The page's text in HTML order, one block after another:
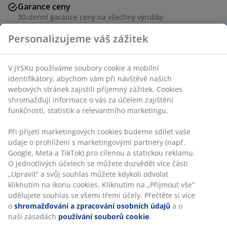
Garance ceny
30-denní garance ceny na všechny výrobky
Flexibilní možnosti doručení
Rychlá a snadná doprava podle vašich představ
10 ks/bal.
Skladová položka: 5226600
Specifikace
Hodnocení
(10)
Personalizujeme váš zážitek
V JYSKu používáme soubory cookie a mobilní
identifikátory, abychom vám při návštěvě našich
webových stránek zajistili příjemný zážitek. Cookies
shromažďují informace o vás za účelem zajištění
funkčnosti, statistik a relevantního marketingu.
Při přijetí marketingových cookies budeme sdílet vaše
údaje o prohlížení s marketingovými partnery (např.
Google, Meta a TikTok) pro cílenou a statickou reklamu.
O jednotlivých účelech se můžete dozvědět více části
„Upravit“ a svůj souhlas můžete kdykoli odvolat
kliknutím na ikonu cookies. Kliknutím na „Přijmout vše“
udělujete souhlas se všemi třemi účely. Přečtěte si více
o shromažďování a zpracování osobních údajů a o
naší zásadách používání souborů cookie.